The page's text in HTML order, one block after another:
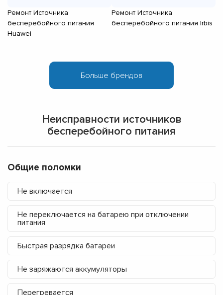
Ремонт Источника
бесперебойного питания
Huawei
Ремонт Источника
бесперебойного питания Irbis
Неисправности источников
бесперебойного питания
Общие поломки
Не включается
Не переключается на батарею при отключении
питания
Быстрая разрядка батареи
Не заряжаются аккумуляторы
Перегревается